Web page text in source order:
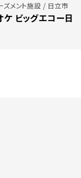
ズメント施設 / 日立市
ケ ビッグエコー日